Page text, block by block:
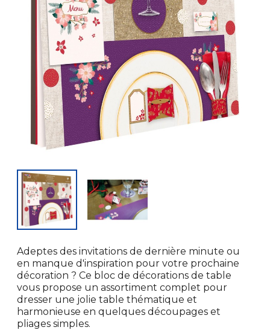
Adeptes des invitations de dernière minute ou
en manque d'inspiration pour votre prochaine
décoration ? Ce bloc de décorations de table
vous propose un assortiment complet pour
dresser une jolie table thématique et
harmonieuse en quelques découpages et
pliages simples.